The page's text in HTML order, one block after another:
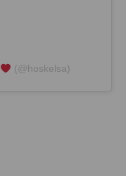
(@hoskelsa)